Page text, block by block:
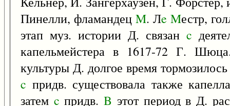
Пинелли, фламандец M. Лe Mестр,
этап муз. истории Д. связан c
капельмейстера в 1617-72 Г.
культуры Д. долгое время
c придв. существовала также
затем c придв.B этот период в Д.